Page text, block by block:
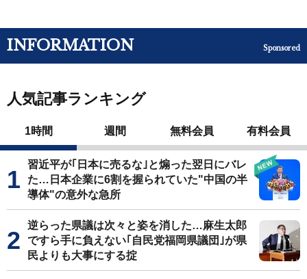
INFORMATION Sponsored
人気記事ランキング
1時間 週間 無料会員 有料会員
習近平が｢日本に売るな｣と煽った翌日にバレ
た…日本企業に6割を握られていた"中国の半
導体"の意外な急所
逆らった県議は次々と姿を消した…麻生太郎
ですら手に負えない｢自民党福岡県議団｣が県
民よりも大事にする掟